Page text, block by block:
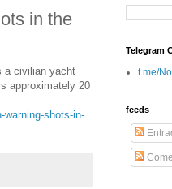
in the
a civilian yacht
approximately 20
warning-shots-in-
Telegram
t.me/
feeds